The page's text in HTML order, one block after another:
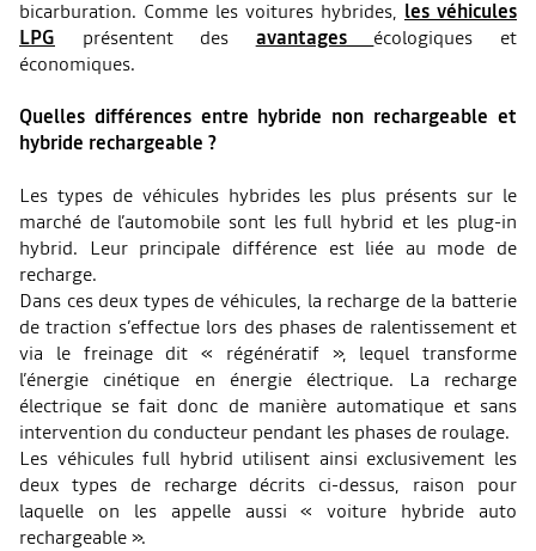
bicarburation. Comme les voitures hybrides, les véhicules
LPG présentent des avantages
écologiques et
économiques.
Quelles différences entre hybride non rechargeable et
hybride rechargeable ?
Les types de véhicules hybrides les plus présents sur le
marché de l’automobile sont les full hybrid et les plug-in
hybrid. Leur principale différence est liée au mode de
recharge.
Dans ces deux types de véhicules, la recharge de la batterie
de traction s’effectue lors des phases de ralentissement et
via le freinage dit « régénératif », lequel transforme
l’énergie cinétique en énergie électrique. La recharge
électrique se fait donc de manière automatique et sans
intervention du conducteur pendant les phases de roulage.
Les véhicules full hybrid utilisent ainsi exclusivement les
deux types de recharge décrits ci-dessus, raison pour
laquelle on les appelle aussi « voiture hybride auto
rechargeable ».